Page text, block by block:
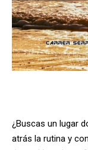
¿Buscas un lugar
atrás la rutina y